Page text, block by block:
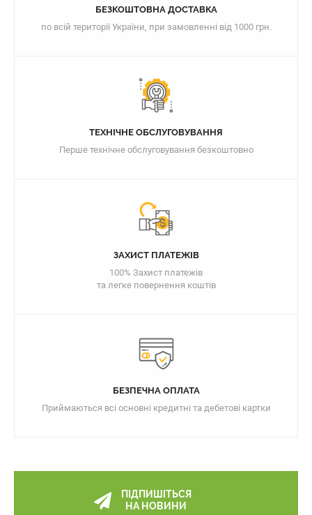
БЕЗКОШТОВНА ДОСТАВКА
по всій території України, при замовленні від 1000 грн.
ТЕХНІЧНЕ ОБСЛУГОВУВАННЯ
Перше технічне обслуговування безкоштовно
ЗАХИСТ ПЛАТЕЖІВ
100% Захист платежів
та легке повернення коштів
БЕЗПЕЧНА ОПЛАТА
Приймаються всі основні кредитні та дебетові картки
ПІДПИШІТЬСЯ
НА НОВИНИ